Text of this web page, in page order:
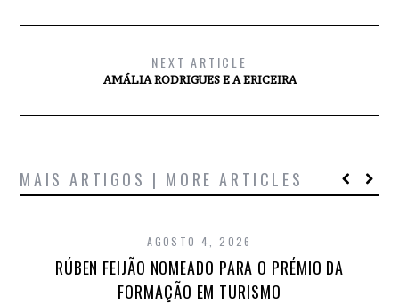
NEXT ARTICLE
AMÁLIA RODRIGUES E A ERICEIRA
MAIS ARTIGOS | MORE ARTICLES
AGOSTO 4, 2026
RÚBEN FEIJÃO NOMEADO PARA O PRÉMIO DA
FORMAÇÃO EM TURISMO